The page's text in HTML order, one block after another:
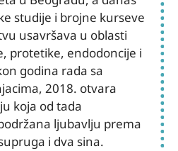
studije i brojne kurseve
usavršava u oblasti
protetike, endodoncije i
godina rada sa
2018. otvara
koja od tada
ljubavlju prema
i dva sina.